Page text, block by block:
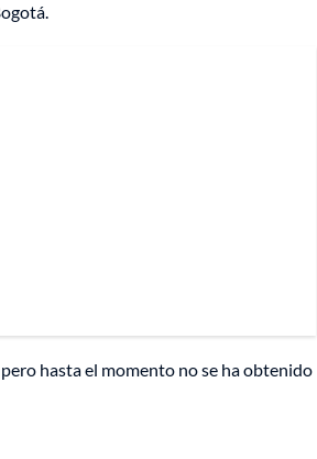
hasta el momento no se ha obtenido